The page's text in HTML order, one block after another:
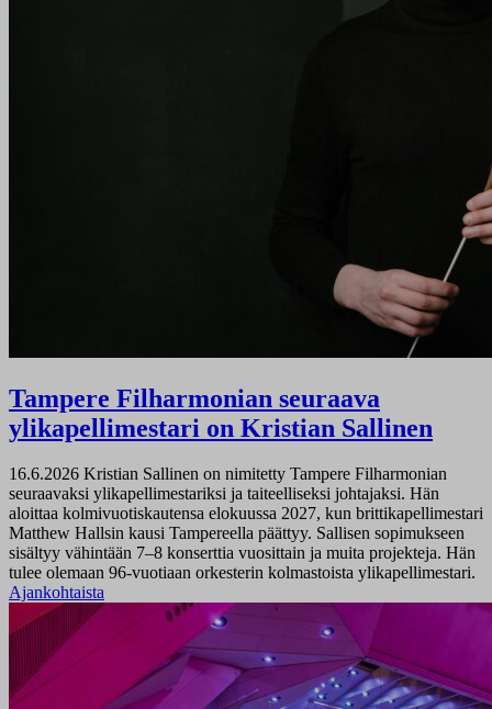
Tampere Filharmonian seuraava
ylikapellimestari on Kristian Sallinen
16.6.2026 Kristian Sallinen on nimitetty Tampere Filharmonian
seuraavaksi ylikapellimestariksi ja taiteelliseksi johtajaksi. Hän
aloittaa kolmivuotiskautensa elokuussa 2027, kun brittikapellimestari
Matthew Hallsin kausi Tampereella päättyy. Sallisen sopimukseen
sisältyy vähintään 7–8 konserttia vuosittain ja muita projekteja. Hän
tulee olemaan 96-vuotiaan orkesterin kolmastoista ylikapellimestari.
Ajankohtaista